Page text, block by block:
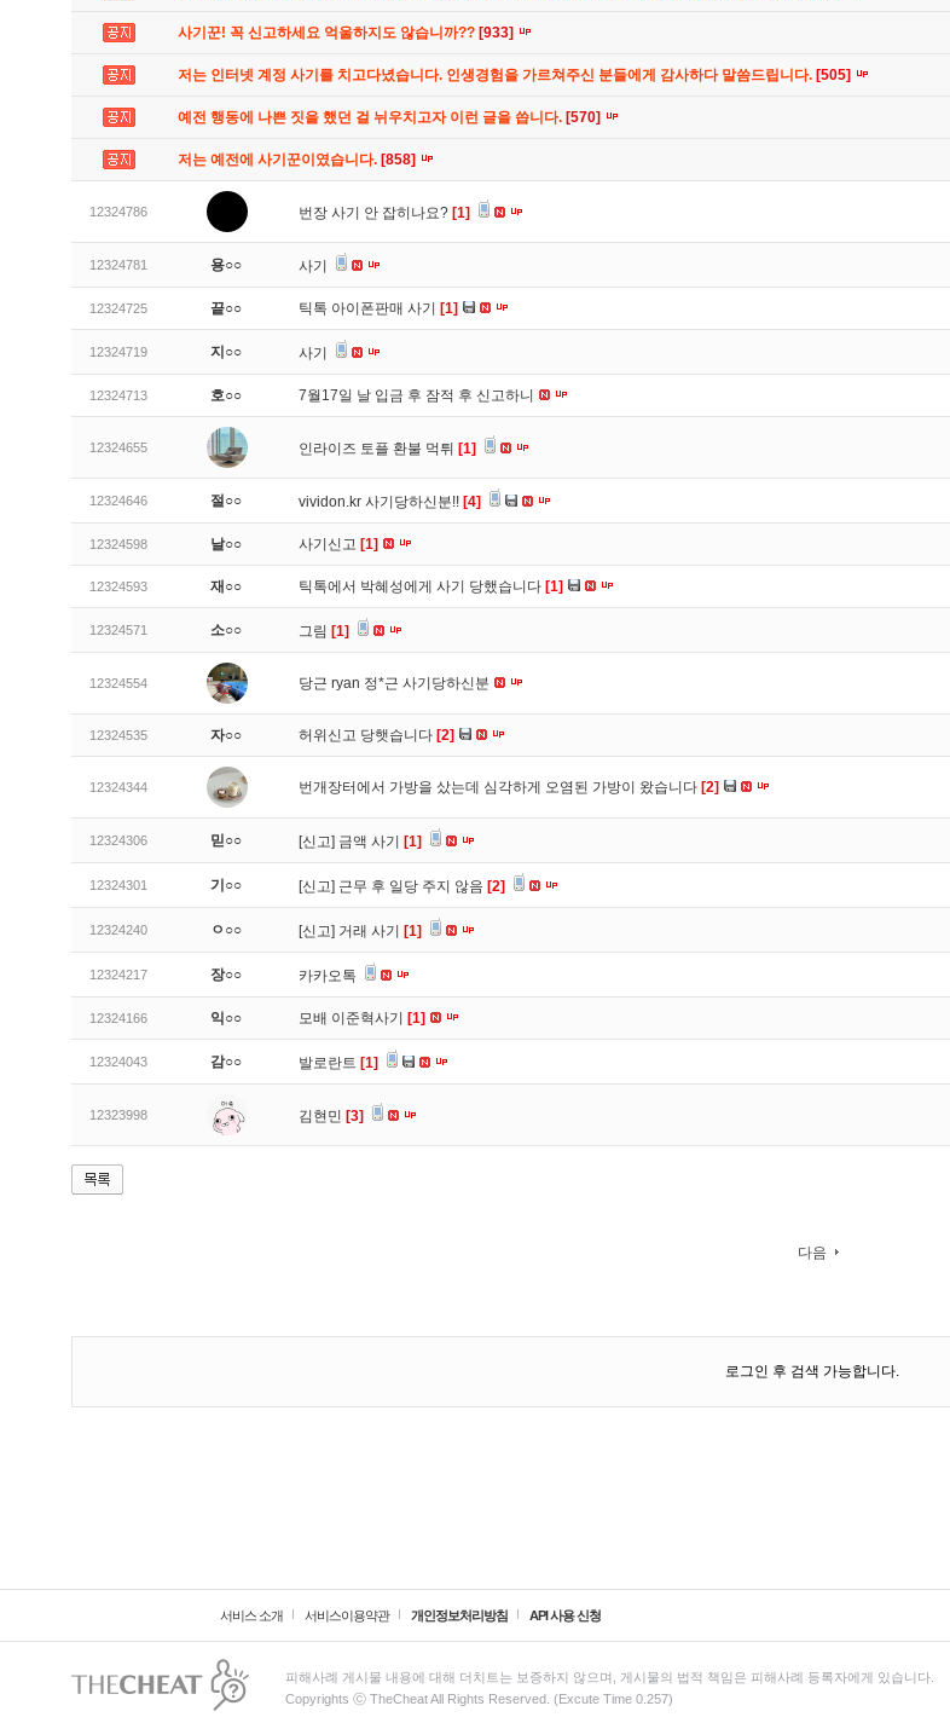
사기꾼! 꼭 신고하세요 억울하지도 않습니까?? [933]
저는 인터넷 계정 사기를 치고다녔습니다. 인생경험을 가르쳐주신 분들에게 감사하다 말씀드립니다. [505]
예전 행동에 나쁜 짓을 했던 걸 뉘우치고자 이런 글을 씁니다. [570]
저는 예전에 사기꾼이였습니다. [858]
12324786 번장 사기 안 잡히나요? [1]
12324781 용○○ 사기
12324725 끝○○ 틱톡 아이폰판매 사기 [1]
12324719 지○○ 사기
12324713 호○○ 7월17일 날 입금 후 잠적 후 신고하니
12324655 인라이즈 토플 환불 먹튀 [1]
12324646 절○○ vividon.kr 사기당하신분!! [4]
12324598 날○○ 사기신고 [1]
12324593 재○○ 틱톡에서 박혜성에게 사기 당했습니다 [1]
12324571 소○○ 그림 [1]
12324554 당근 ryan 정*근 사기당하신분
12324535 자○○ 허위신고 당햇습니다 [2]
12324344 번개장터에서 가방을 샀는데 심각하게 오염된 가방이 왔습니다 [2]
12324306 믿○○ [신고] 금액 사기 [1]
12324301 기○○ [신고] 근무 후 일당 주지 않음 [2]
12324240 ㅇ○○ [신고] 거래 사기 [1]
12324217 장○○ 카카오톡
12324166 익○○ 모배 이준혁사기 [1]
12324043 감○○ 발로란트 [1]
12323998 김현민 [3]
다음
로그인 후 검색 가능합니다.
서비스 소개 서비스이용약관 개인정보처리방침 API 사용 신청
피해사례 게시물 내용에 대해 더치트는 보증하지 않으며, 게시물의 법적 책임은 피해사례 등록자에게 있습니다.
Copyrights ⓒ TheCheat All Rights Reserved. (Excute Time 0.257)